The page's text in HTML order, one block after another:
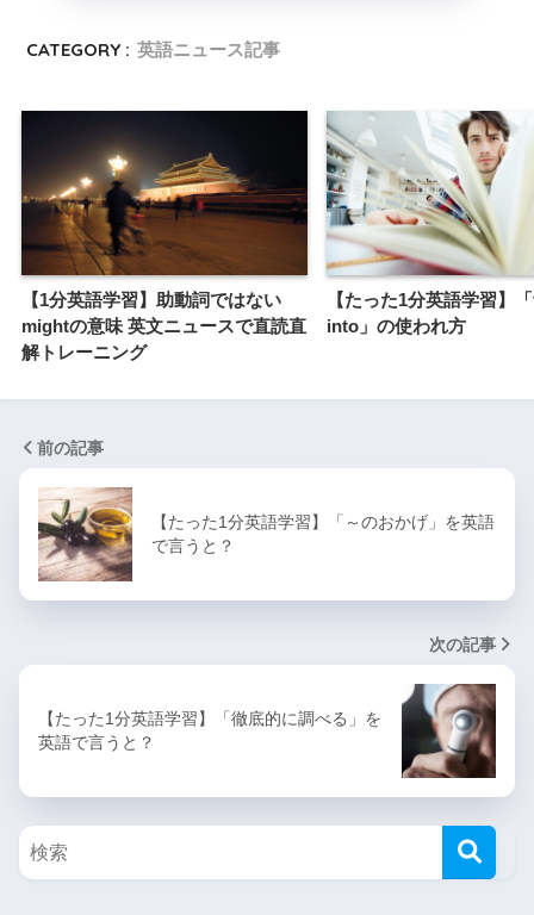
CATEGORY : 英語ニュース記事
【1分英語学習】助動詞ではない
mightの意味 英文ニュースで直読直
解トレーニング
【たった1分英語学習】
into」の使われ方
前の記事
【たった1分英語学習】「～のおかげ」を英語
で言うと？
次の記事
【たった1分英語学習】「徹底的に調べる」を
英語で言うと？